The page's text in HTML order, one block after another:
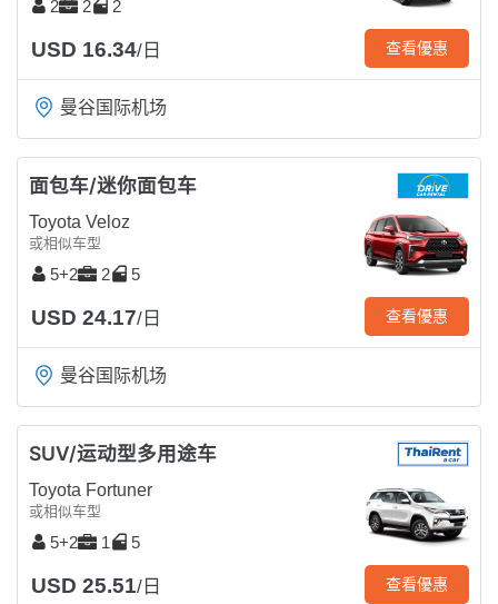
2 2 2
USD 16.34/日 查看優惠
曼谷国际机场
面包车/迷你面包车
Toyota Veloz
或相似车型
5+2 2 5
USD 24.17/日 查看優惠
曼谷国际机场
SUV/运动型多用途车
Toyota Fortuner
或相似车型
5+2 1 5
USD 25.51/日 查看優惠